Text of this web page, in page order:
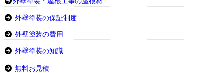
外壁塗装の保証制度
外壁塗装の費用
外壁塗装の知識
無料お見積